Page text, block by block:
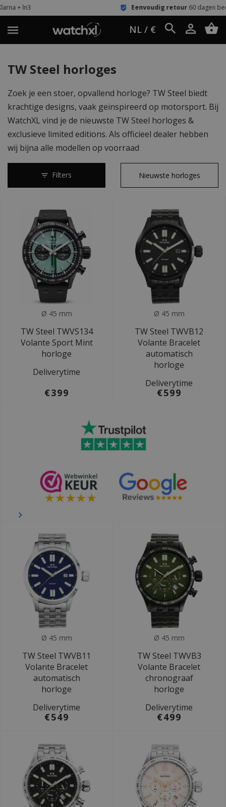
Eenvoudig retour 60 dagen bedenktijd
NL / €
TW Steel horloges
Zoek je een stoer, opvallend horloge? TW Steel biedt
krachtige designs, vaak geïnspireerd op motorsport. Bij
WatchXL vind je de nieuwste TW Steel horloges &
exclusieve limited editions. Als officieel dealer hebben
wij bijna alle modellen op voorraad
Filters
Ø 45 mm
TW Steel TWVS134
Volante Sport Mint
horloge
Deliverytime
€399
Ø 45 mm
TW Steel TWVB12
Volante Bracelet
automatisch
horloge
Deliverytime
€599
Ø 45 mm
TW Steel TWVB11
Volante Bracelet
automatisch
horloge
Deliverytime
€549
Ø 45 mm
TW Steel TWVB3
Volante Bracelet
chronograaf
horloge
Deliverytime
€499